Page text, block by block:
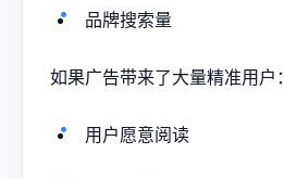
品牌搜索量
如果广告带来了大量精准用户：
用户愿意阅读